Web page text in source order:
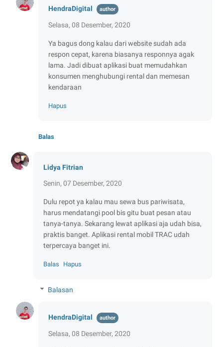
HendraDigital
Selasa, 08 Desember, 2020
Ya bagus dong kalau dari website sudah ada
respon cepat, karena biasanya responnya agak
lama. Jadi dibuat aplikasi buat memudahkan
konsumen menghubungi rental dan memesan
kendaraan
Hapus
Balas
Lidya Fitrian
Senin, 07 Desember, 2020
Dulu repot ya kalau mau sewa bus pariwisata,
harus mendatangi pool bis gitu buat pesan atau
tanya-tanya. Sekarang lewat aplikasi aja udah bisa,
praktis banget. Aplikasi rental mobil TRAC udah
terpercaya banget ini.
Balas Hapus
Balasan
HendraDigital
Selasa, 08 Desember, 2020